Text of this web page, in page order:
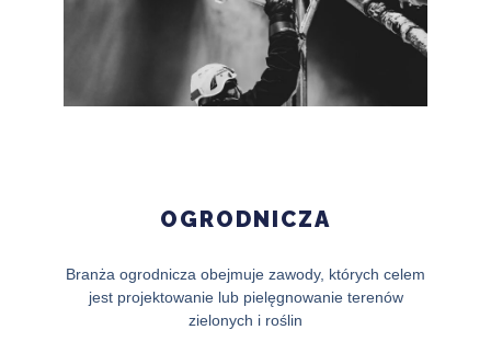
OGRODNICZA
Branża ogrodnicza obejmuje zawody, których celem
jest projektowanie lub pielęgnowanie terenów
zielonych i roślin